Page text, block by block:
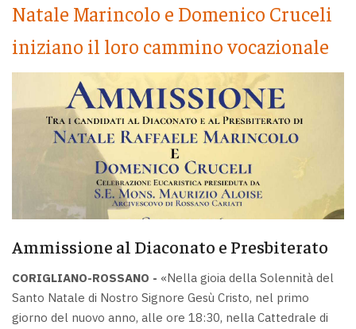
Natale Marincolo e Domenico Cruceli
iniziano il loro cammino vocazionale
Ammissione al Diaconato e Presbiterato
CORIGLIANO-ROSSANO - «Nella gioia della Solennità del
Santo Natale di Nostro Signore Gesù Cristo, nel primo
giorno del nuovo anno, alle ore 18:30, nella Cattedrale di